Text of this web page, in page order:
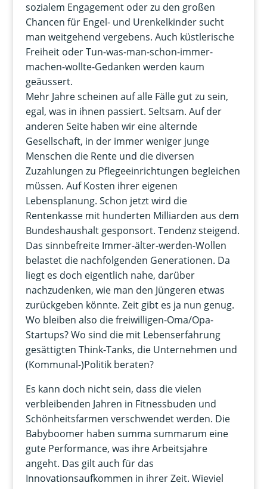
sozialem Engagement oder zu den großen
Chancen für Engel- und Urenkelkinder sucht
man weitgehend vergebens. Auch küstlerische
Freiheit oder Tun-was-man-schon-immer-
machen-wollte-Gedanken werden kaum
geäussert.
Mehr Jahre scheinen auf alle Fälle gut zu sein,
egal, was in ihnen passiert. Seltsam. Auf der
anderen Seite haben wir eine alternde
Gesellschaft, in der immer weniger junge
Menschen die Rente und die diversen
Zuzahlungen zu Pflegeeinrichtungen begleichen
müssen. Auf Kosten ihrer eigenen
Lebensplanung. Schon jetzt wird die
Rentenkasse mit hunderten Milliarden aus dem
Bundeshaushalt gesponsort. Tendenz steigend.
Das sinnbefreite Immer-älter-werden-Wollen
belastet die nachfolgenden Generationen. Da
liegt es doch eigentlich nahe, darüber
nachzudenken, wie man den Jüngeren etwas
zurückgeben könnte. Zeit gibt es ja nun genug.
Wo bleiben also die freiwilligen-Oma/Opa-
Startups? Wo sind die mit Lebenserfahrung
gesättigten Think-Tanks, die Unternehmen und
(Kommunal-)Politik beraten?
Es kann doch nicht sein, dass die vielen
verbleibenden Jahren in Fitnessbuden und
Schönheitsfarmen verschwendet werden. Die
Babyboomer haben summa summarum eine
gute Performance, was ihre Arbeitsjahre
angeht. Das gilt auch für das
Innovationsaufkommen in ihrer Zeit. Wieviel